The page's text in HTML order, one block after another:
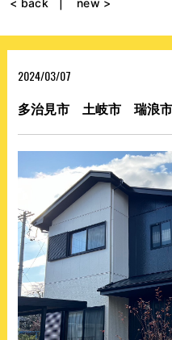
2024/03/07
多治見市 土岐市 瑞浪